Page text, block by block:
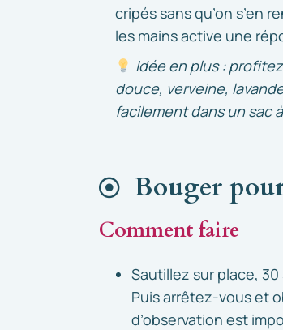
n
t
m
e
n
cripés sans qu’on s’en
les mains active une
Idée en plus :
douce, verveine,
facilement dans un sac
Bouger
Comment faire
Sautillez sur place,
Puis arrêtez-vous et
d’observation est